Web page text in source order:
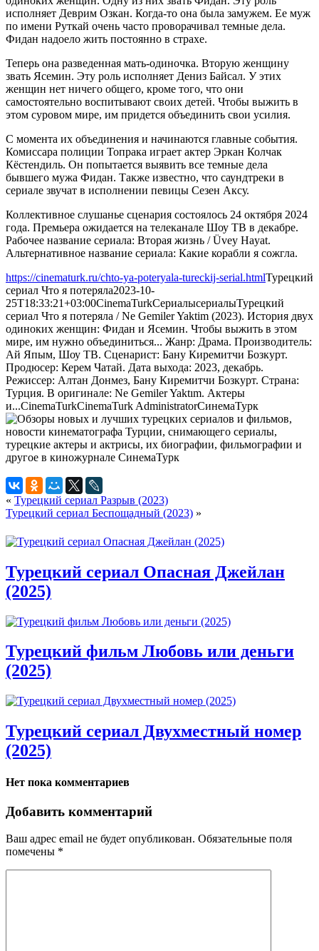
исполняет Деврим Озкан. Когда-то она была замужем. Ее муж
по имени Руткай очень часто проворачивал темные дела.
Фидан надоело жить постоянно в страхе.
Теперь она разведенная мать-одиночка. Вторую женщину
звать Ясемин. Эту роль исполняет Дениз Байсал. У этих
женщин нет ничего общего, кроме того, что они
самостоятельно воспитывают своих детей. Чтобы выжить в
этом суровом мире, им придется объединить свои усилия.
С момента их объединения и начинаются главные события.
Комиссара полиции Топрака играет актер Эркан Колчак
Кёстендиль. Он попытается выявить все темные дела
бывшего мужа Фидан. Также известно, что саундтреки в
сериале звучат в исполнении певицы Сезен Аксу.
Коллективное слушанье сценария состоялось 24 октября 2024
года. Премьера ожидается на телеканале Шоу ТВ в декабре.
Рабочее название сериала: Вторая жизнь / Üvey Hayat.
Альтернативное название сериала: Какие корабли я сожгла.
https://cinematurk.ru/chto-ya-poteryala-tureckij-serial.htmlТурецкий
сериал Что я потеряла2023-10-
25T18:33:21+03:00CinemaTurkСериалысериалыТурецкий
сериал Что я потеряла / Ne Gemiler Yaktim (2023). История двух
одиноких женщин: Фидан и Ясемин. Чтобы выжить в этом
мире, им нужно объединиться... Жанр: Драма. Производитель:
Ай Япым, Шоу ТВ. Сценарист: Бану Киремитчи Бозкурт.
Продюсер: Керем Чатай. Дата выхода: 2023, декабрь.
Режиссер: Алтан Донмез, Бану Киремитчи Бозкурт. Страна:
Турция. В оригинале: Ne Gemiler Yaktım. Актеры
и...CinemaTurkCinemaTurkAdministratorСинемаТурк
« Турецкий сериал Разрыв (2023)
Турецкий сериал Беспощадный (2023) »
Турецкий сериал Опасная Джейлан
(2025)
Турецкий фильм Любовь или деньги
(2025)
Турецкий сериал Двухместный номер
(2025)
Нет пока комментариев
Добавить комментарий
Ваш адрес email не будет опубликован. Обязательные поля
помечены *